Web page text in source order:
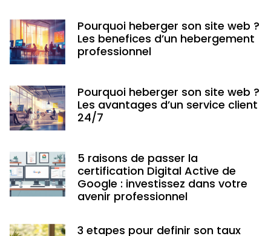
Pourquoi heberger son site web ?
Les benefices d’un hebergement
professionnel
Pourquoi heberger son site web ?
Les avantages d’un service client
24/7
5 raisons de passer la
certification Digital Active de
Google : investissez dans votre
avenir professionnel
3 etapes pour definir son taux